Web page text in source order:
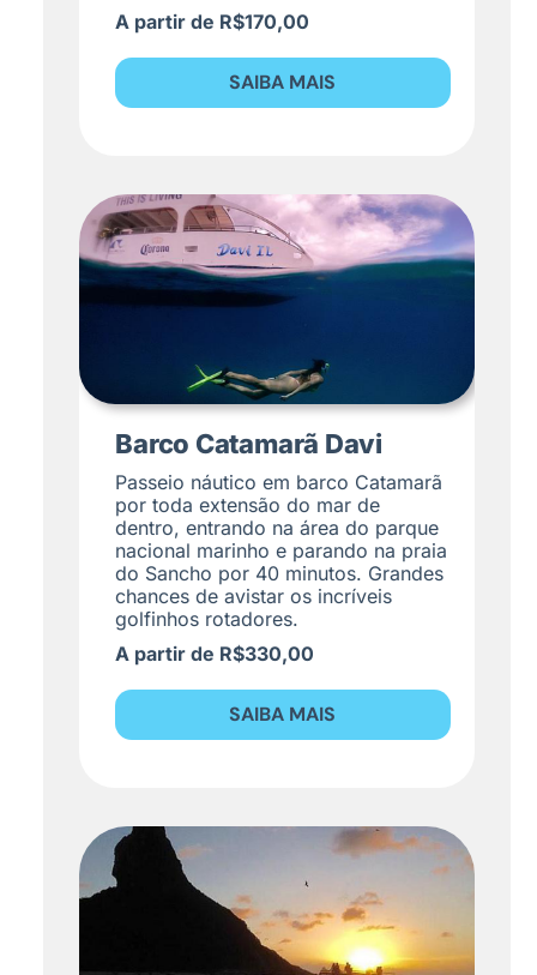
A partir de R$170,00
SAIBA MAIS
Barco Catamarã Davi
Passeio náutico em barco Catamarã
por toda extensão do mar de
dentro, entrando na área do parque
nacional marinho e parando na praia
do Sancho por 40 minutos. Grandes
chances de avistar os incríveis
golfinhos rotadores.
A partir de R$330,00
SAIBA MAIS